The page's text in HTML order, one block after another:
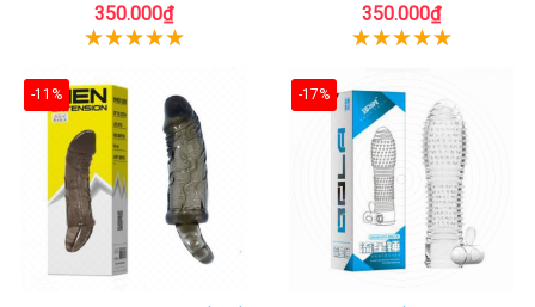
350.000₫ 350.000₫
-11% -17%